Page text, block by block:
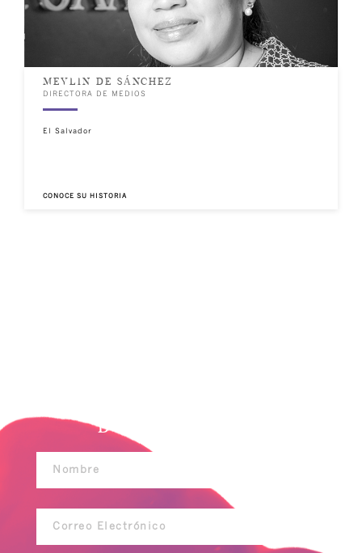
MEYLIN DE SÁNCHEZ
DIRECTORA DE MEDIOS
El Salvador
CONOCE SU HISTORIA
DE TRABAJO